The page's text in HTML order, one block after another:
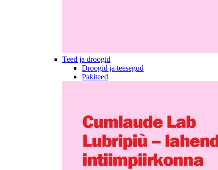
Teed ja droogid
Droogid ja teesegud
Pakiteed